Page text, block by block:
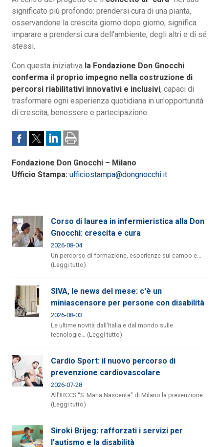
significato più profondo: prendersi cura di una pianta,
osservandone la crescita giorno dopo giorno, significa
imparare a prendersi cura dell'ambiente, degli altri e di sé
stessi.
Con questa iniziativa la Fondazione Don Gnocchi
conferma il proprio impegno nella costruzione di
percorsi riabilitativi innovativi e inclusivi, capaci di
trasformare ogni esperienza quotidiana in un'opportunità
di crescita, benessere e partecipazione.
Fondazione Don Gnocchi – Milano
Ufficio Stampa: ufficiostampa@dongnocchi.it
Corso di laurea in infermieristica alla Don
Gnocchi: crescita e cura
2026-08-04
Un percorso di formazione, esperienze sul campo e...
(Leggi tutto)
SIVA, le news del mese: c'è un
miniascensore per persone con disabilità
2026-08-03
Le ultime novità dall'Italia e dal mondo sulle
tecnologie... (Leggi tutto)
Cardio Sport: il nuovo percorso di
prevenzione cardiovascolare
2026-07-28
All’IRCCS “S. Maria Nascente” di Milano la prevenzione...
(Leggi tutto)
Siroki Brijeg: rafforzati i servizi per
l’autismo e la disabilità